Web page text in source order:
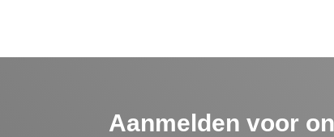
Aanmelden voor